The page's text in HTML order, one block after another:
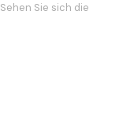
Sehen Sie sich die